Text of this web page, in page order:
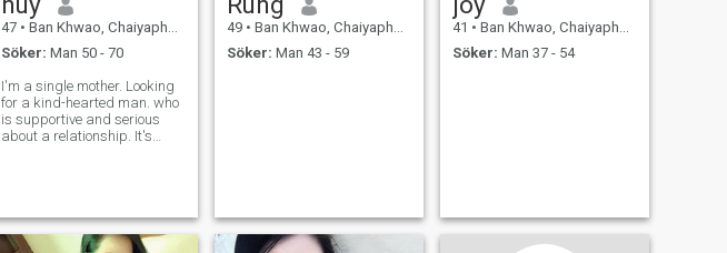
47 • Ban Khwao, Chaiyaphum, Thailand
Söker: Man 50 - 70
I'm a single mother. Looking
for a kind-hearted man. who
is supportive and serious
about a relationship. It's
49 • Ban Khwao, Chaiyaphum, Thailand
Söker: Man 43 - 59
41 • Ban Khwao, Chaiyaphum, Thailand
Söker: Man 37 - 54